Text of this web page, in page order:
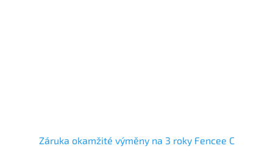
Záruka okamžité výměny na 3 roky Fencee C